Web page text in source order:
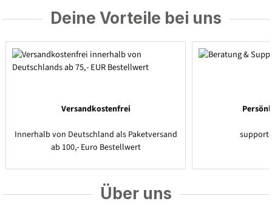
Deine Vorteile bei uns
Versandkostenfrei
Innerhalb von Deutschland als Paketversand
ab 100,- Euro Bestellwert
Über uns